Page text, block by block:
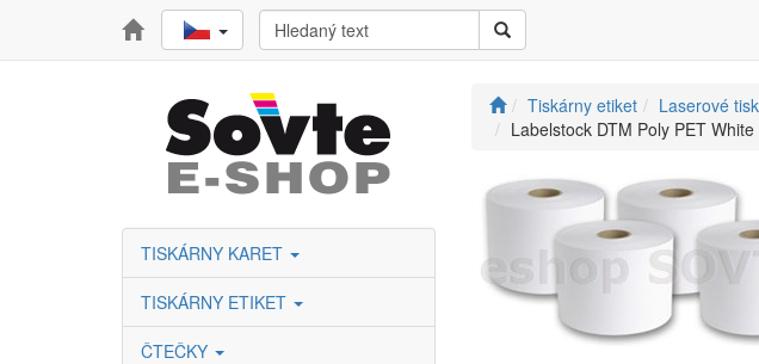
TISKÁRNY KARET
TISKÁRNY ETIKET
ČTEČKY
Tiskárny etiket Laserové
Labelstock DTM Poly PET